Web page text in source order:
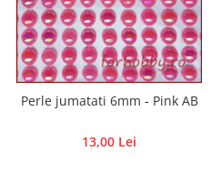
Perle jumatati 6mm - Pink AB
13,00 Lei